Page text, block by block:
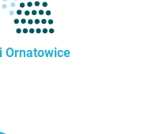
Ornatowice